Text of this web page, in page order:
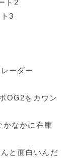
ト2
3
ーダー
OG2をカウン
かなかに在庫
と面白いんだ